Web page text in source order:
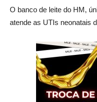
O banco de leite do HM,
atende as UTIs neonatais